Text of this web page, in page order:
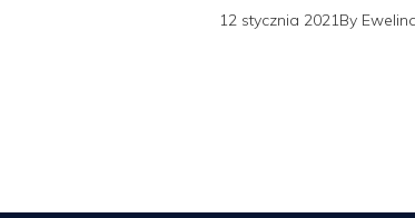
12 stycznia 2021By